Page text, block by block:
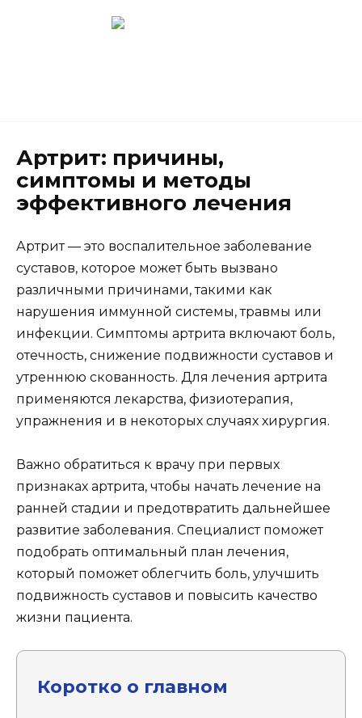
Артрит: причины,
симптомы и методы
эффективного лечения
Артрит — это воспалительное заболевание
суставов, которое может быть вызвано
различными причинами, такими как
нарушения иммунной системы, травмы или
инфекции. Симптомы артрита включают боль,
отечность, снижение подвижности суставов и
утреннюю скованность. Для лечения артрита
применяются лекарства, физиотерапия,
упражнения и в некоторых случаях хирургия.
Важно обратиться к врачу при первых
признаках артрита, чтобы начать лечение на
ранней стадии и предотвратить дальнейшее
развитие заболевания. Специалист поможет
подобрать оптимальный план лечения,
который поможет облегчить боль, улучшить
подвижность суставов и повысить качество
жизни пациента.
Коротко о главном